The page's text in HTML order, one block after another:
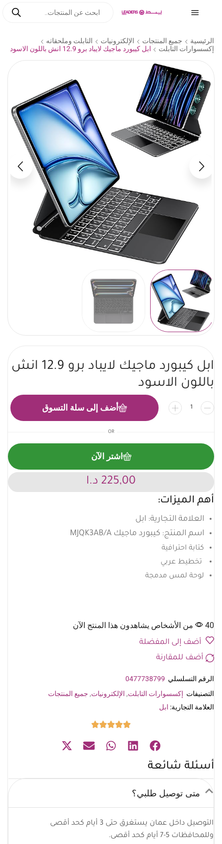
الرئيسية جميع المنتجات الإلكترونيات
التابلت وملحقاته
إكسسوارات التابلت
ابل كيبورد ماجيك لايباد برو 12.9 انش باللون الاسود
ابل كيبورد ماجيك لايباد برو 12.9 انش
باللون الاسود
أضف إلى سلة التسوق
OR
اشتر الآن
225,00 د.ا
أهم الميزات:
العلامة التجارية: ابل
اسم المنتج: كيبورد ماجيك MJQK3AB/A
كتابة احترافية
تخطيط عربي
لوحة لمس مدمجة
40 من الأشخاص يشاهدون هذا المنتج الآن
أضف إلى المفضلة
أضف للمقارنة
الرقم التسلسلي 0477738799
التصنيفات إكسسوارات التابلت, الإلكترونيات, جميع المنتجات
العلامة التجارية: ابل
أسئلة شائعة
متى توصيل طلبي؟
التوصيل داخل عمان يستغرق حتى 3 أيام كحد أقصى
وللمحافظات 5-7 أيام كحد أقصى.